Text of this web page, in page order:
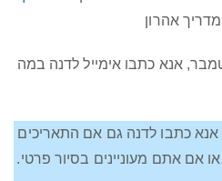
אהרון
אנא כתבו אימייל לדנה במה
אנא כתבו לדנה גם אם התאריכים
אם אתם מעוניינים בסיור פרטי.